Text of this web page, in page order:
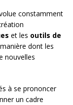
constamment
et les outils de
dont les
nouvelles
à se prononcer
un cadre